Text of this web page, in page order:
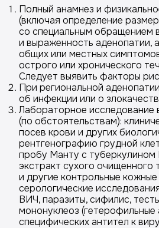
Полный анамнез и
(включая определение
со специальным обращением
и выраженность аденопатии,
общих или местных
острого или хронического
Следует выявить факторы
При региональной
об инфекции или о
Лабораторное исследование
(по обстоятельствам):
посев крови и других
рентгенографию грудной
пробу Манту с туберкулином
экстракт сухого очищенного
и другие контрольные
серологические
ВИЧ, паразиты, сифилис,
мононуклеоз (гетерофильные
специфических антител к